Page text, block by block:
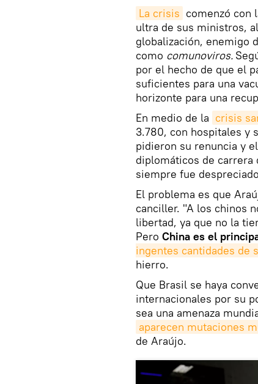
La crisis comenzó con
ultra de sus ministros,
globalización, enemigo
como comunoviros.
por el hecho de que el
suficientes para una
horizonte para una
En medio de la crisis
3.780, con hospitales y
pidieron su renuncia y
diplomáticos de
siempre fue
El problema es que
canciller. "A los chinos
libertad, ya que no la
Pero China es el
ingentes cantidades de
hierro.
Que Brasil se haya
internacionales por su
sea una amenaza
aparecen mutaciones
de Araújo.